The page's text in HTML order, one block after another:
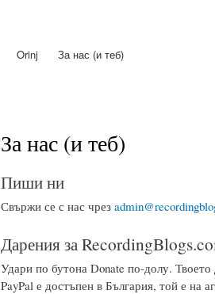
Orinj За нас (и теб)
За нас (и теб)
Пиши ни
Свържи се с нас чрез
Дарения за
Удари по бутона Donate по-долу.
PayPal е достъпен в България, той е на